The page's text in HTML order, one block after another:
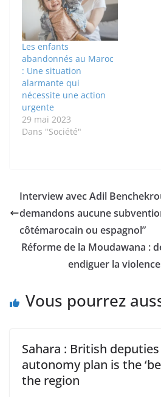
Les enfants
abandonnés au Maroc
: Une situation
alarmante qui
nécessite une action
urgente
29 mai 2023
Dans "Société"
Interview avec Adil
demandons aucune
côtémarocain ou espagnol”
Réforme de la Moudawana :
endiguer la
Vous pourrez
Sahara : British
autonomy plan is the
the region